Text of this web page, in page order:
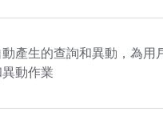
產生的查詢和異動，為用
動作業